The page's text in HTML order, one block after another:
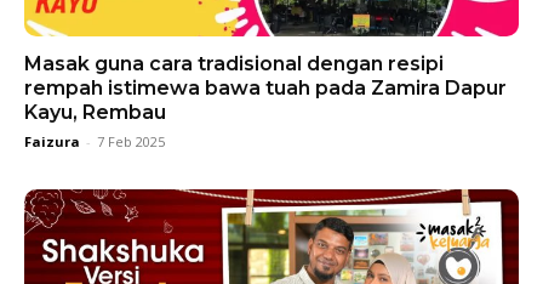
Masak guna cara tradisional dengan resipi
rempah istimewa bawa tuah pada Zamira Dapur
Kayu, Rembau
Faizura - 7 Feb 2025